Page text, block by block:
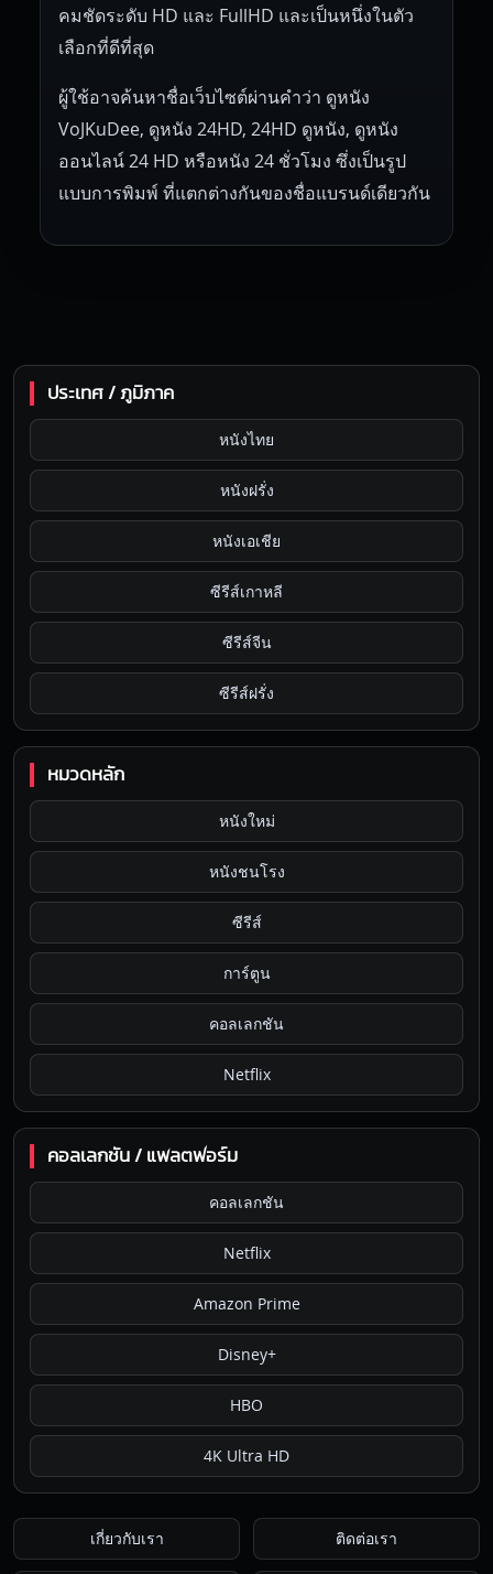
คมชัดระดับ HD และ FullHD และเป็นหนึ่งในตัว
เลือกที่ดีที่สุด
ผู้ใช้อาจค้นหาชื่อเว็บไซต์ผ่านคำว่า ดูหนัง
VoJKuDee, ดูหนัง 24HD, 24HD ดูหนัง, ดูหนัง
ออนไลน์ 24 HD หรือหนัง 24 ชั่วโมง ซึ่งเป็นรูป
แบบการพิมพ์ ที่แตกต่างกันของชื่อแบรนด์เดียวกัน
ประเทศ / ภูมิภาค
หนังไทย
หนังฝรั่ง
หนังเอเชีย
ซีรีส์เกาหลี
ซีรีส์จีน
ซีรีส์ฝรั่ง
หมวดหลัก
หนังใหม่
หนังชนโรง
ซีรีส์
การ์ตูน
คอลเลกชัน
Netflix
คอลเลกชัน / แพลตฟอร์ม
คอลเลกชัน
Netflix
Amazon Prime
Disney+
HBO
4K Ultra HD
เกี่ยวกับเรา ติดต่อเรา